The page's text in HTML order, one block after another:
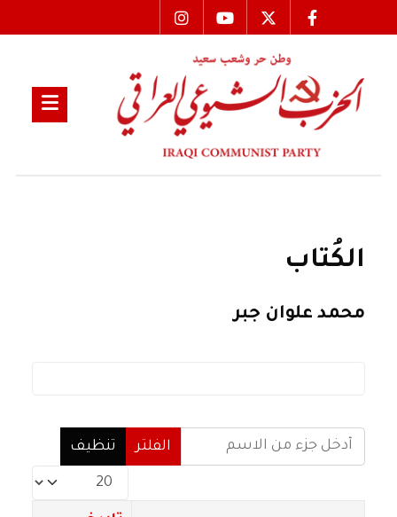
الكُتاب
محمد علوان جبر
أدخل جزء من الاسم
الفلتر
تنظيف
عدد الإظهارات: